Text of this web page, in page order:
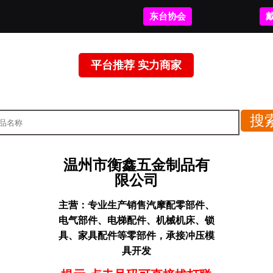
东台协会
平台推荐 实力商家
温州市衡鑫五金制品有
限公司
主营： 专业生产销售汽摩配零部件、
电气部件、电梯配件、机械机床、锁
具、家具配件等零部件，承接冲压模
具开发